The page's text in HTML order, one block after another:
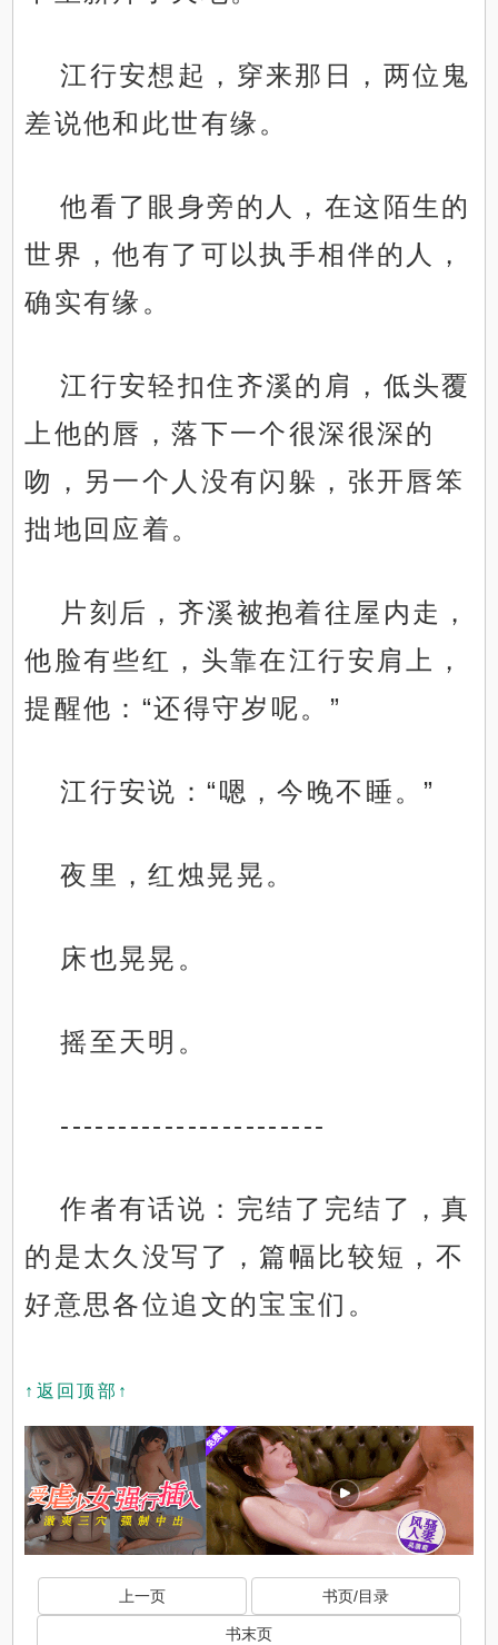
江行安想起，穿来那日，两位鬼
差说他和此世有缘。
他看了眼身旁的人，在这陌生的
世界，他有了可以执手相伴的人，
确实有缘。
江行安轻扣住齐溪的肩，低头覆
上他的唇，落下一个很深很深的
吻，另一个人没有闪躲，张开唇笨
拙地回应着。
片刻后，齐溪被抱着往屋内走，
他脸有些红，头靠在江行安肩上，
提醒他：“还得守岁呢。”
江行安说：“嗯，今晚不睡。”
夜里，红烛晃晃。
床也晃晃。
摇至天明。
-----------------------
作者有话说：完结了完结了，真
的是太久没写了，篇幅比较短，不
好意思各位追文的宝宝们。
↑返回顶部↑
上一页 书页/目录
书末页